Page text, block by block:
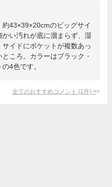
43×39×20cmのビッグサイ
い汚れが底に溜まらず、湿
イドにポケットが複数あっ
ころ。カラーはブラック・
4色です。
全てのおすすめコメント (1 件) >